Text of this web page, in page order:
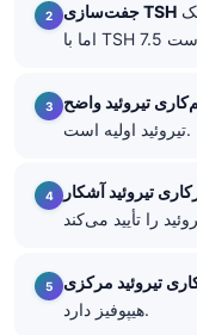
جفت‌سازی TSH
تیروئید واضح
تیروئید اولیه است.
تیروئید آشکار
تیروئید مرکزی
هیپوفیز دارد.